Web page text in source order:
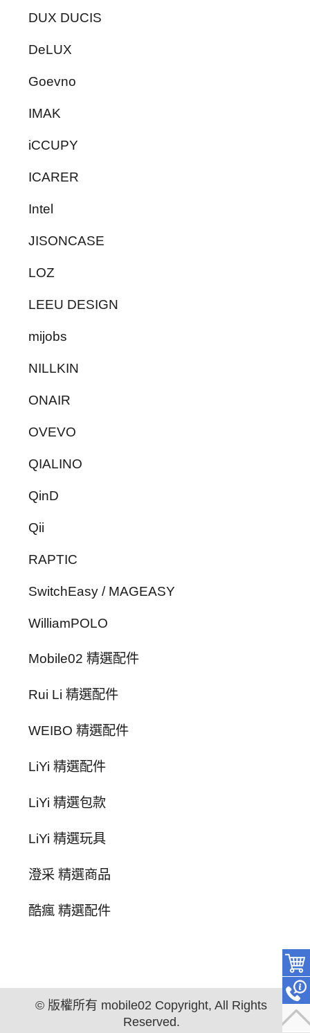
DUX DUCIS
DeLUX
Goevno
IMAK
iCCUPY
ICARER
Intel
JISONCASE
LOZ
LEEU DESIGN
mijobs
NILLKIN
ONAIR
OVEVO
QIALINO
QinD
Qii
RAPTIC
SwitchEasy / MAGEASY
WilliamPOLO
Mobile02 精選配件
Rui Li 精選配件
WEIBO 精選配件
LiYi 精選配件
LiYi 精選包款
LiYi 精選玩具
澄采 精選商品
酷瘋 精選配件
© 版權所有 mobile02 Copyright, All Rights
Reserved.